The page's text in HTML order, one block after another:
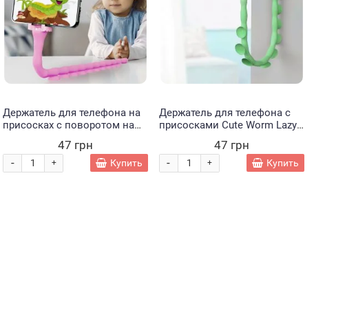
Держатель для телефона на
присосках с поворотом на
Holder "Червь" Розовый
47 грн
+
- Купить
Держатель для телефона с
присосками Cute Worm Lazy
зеленый/21147 грн
+
- Купить